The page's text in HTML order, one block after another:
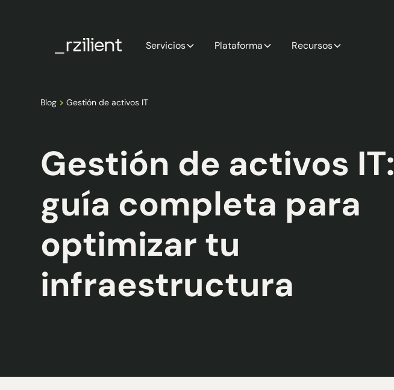
Servicios Plataforma Recursos
Blog Gestión de activos IT
Gestión de activos IT:
guía completa para
optimizar tu
infraestructura